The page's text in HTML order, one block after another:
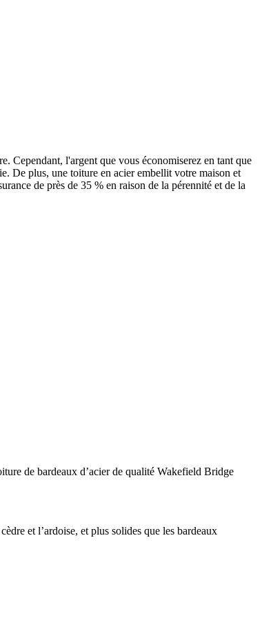
Cependant, l'argent que vous économiserez en tant que
De plus, une toiture en acier embellit votre maison et
de près de 35 % en raison de la pérennité et de la
de bardeaux d’acier de qualité Wakefield Bridge
et l’ardoise, et plus solides que les bardeaux